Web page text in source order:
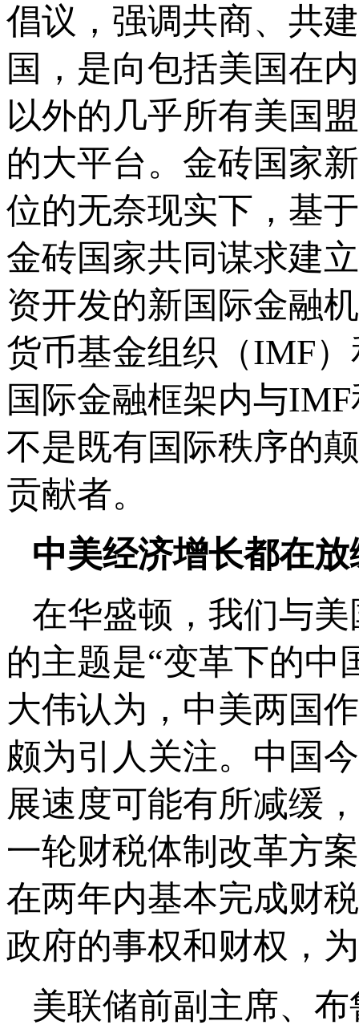
倡议，强调共商、共
国，是向包括美国在
以外的几乎所有美国
的大平台。金砖国家
位的无奈现实下，基
金砖国家共同谋求建
资开发的新国际金融
货币基金组织（IMF
国际金融框架内与
不是既有国际秩序的
贡献者。
中美经济增长都在
在华盛顿，我们与
的主题是“变革下的中
大伟认为，中美两国
颇为引人关注。中国
展速度可能有所减缓
一轮财税体制改革方
在两年内基本完成财
政府的事权和财权，
美联储前副主席、